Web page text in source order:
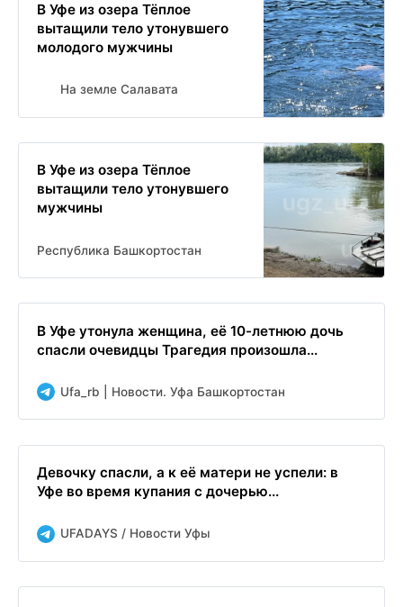
В Уфе из озера Тёплое
вытащили тело утонувшего
молодого мужчины
На земле Салавата
В Уфе из озера Тёплое
вытащили тело утонувшего
мужчины
Республика Башкортостан
В Уфе утонула женщина, её 10-летнюю дочь
спасли очевидцы Трагедия произошла...
Ufa_rb | Новости. Уфа Башкортостан
Девочку спасли, а к её матери не успели: в
Уфе во время купания с дочерью...
UFADAYS / Новости Уфы